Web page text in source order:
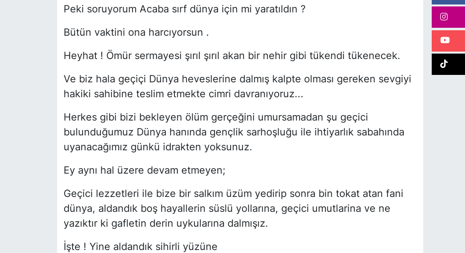
Peki soruyorum Acaba sırf dünya için mi yaratıldın ?
Bütün vaktini ona harcıyorsun .
Heyhat ! Ömür sermayesi şırıl şırıl akan bir nehir gibi tükendi tükenecek.
Ve biz hala geçiçi Dünya heveslerine dalmış kalpte olması gereken sevgiyi
hakiki sahibine teslim etmekte cimri davranıyoruz...
Herkes gibi bizi bekleyen ölüm gerçeğini umursamadan şu geçici
bulunduğumuz Dünya hanında gençlik sarhoşluğu ile ihtiyarlık sabahında
uyanacağımız günkü idrakten yoksunuz.
Ey aynı hal üzere devam etmeyen;
Geçici lezzetleri ile bize bir salkım üzüm yedirip sonra bin tokat atan fani
dünya, aldandık boş hayallerin süslü yollarına, geçici umutlarina ve ne
yazıktır ki gafletin derin uykularına dalmışız.
İşte ! Yine aldandık sihirli yüzüne